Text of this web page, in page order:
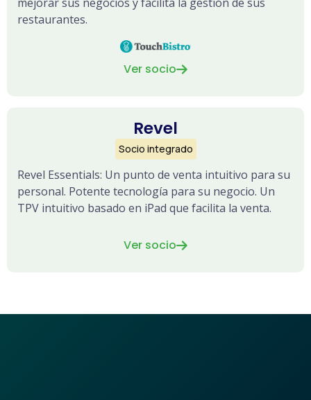
restaurantes.
Ver socio
Revel
Socio integrado
Revel Essentials: Un punto de venta intuitivo para su
personal. Potente tecnología para su negocio. Un
TPV intuitivo basado en iPad que facilita la venta.
Ver socio